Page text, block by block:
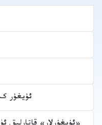
ئۇيغۇر